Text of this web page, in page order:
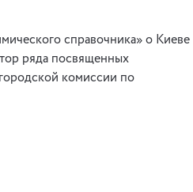
справочника» о Киеве
ряда посвященных
комиссии по